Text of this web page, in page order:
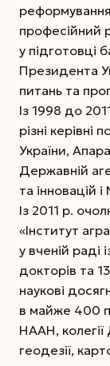
професійний
у підготовці
Президента
питань та
Із 1998 до
різні керівні
України,
Державній
та інновацій і
Із 2011 р.
«Інститут
у вченій раді
докторів та
наукові
в майже 400
НААН,
геодезії,